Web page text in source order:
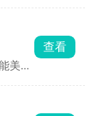
，帮
翠台
最新
剧
受热
美
仅能
查看